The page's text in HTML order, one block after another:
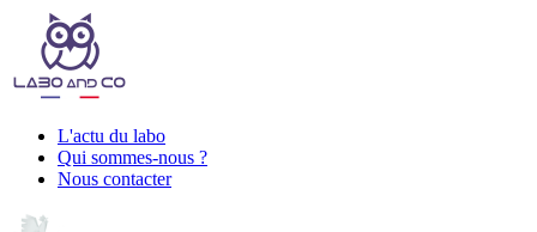
L'actu du labo
Qui sommes-nous ?
Nous contacter